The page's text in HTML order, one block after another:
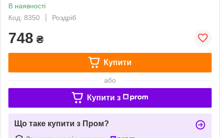
В наявності
Код: 8350
Роздріб
748 ₴
Купити
або
Купити з
Що таке купити з Пром?